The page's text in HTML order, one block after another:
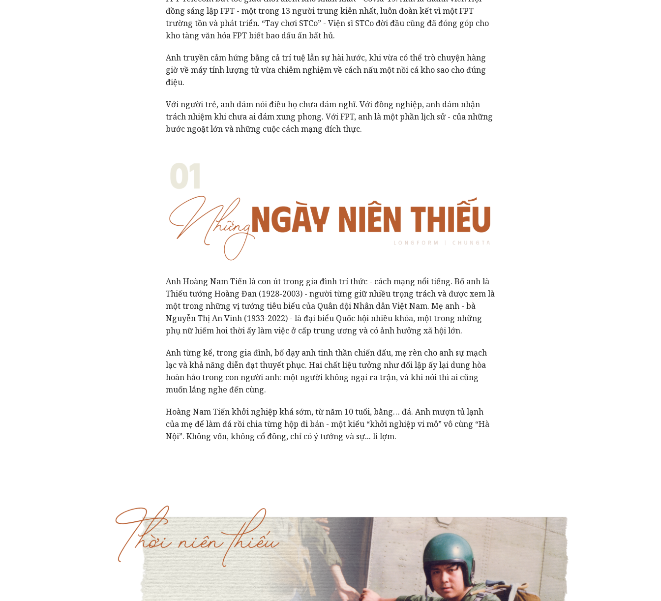
đồng sáng lập FPT - một trong 13 người trung kiên nhất, luôn đoàn kết vì một FPT
trường tồn và phát triển. “Tay chơi STCo” - Viện sĩ STCo đời đầu cũng đã đóng góp cho
kho tàng văn hóa FPT biết bao dấu ấn bất hủ.
Anh truyền cảm hứng bằng cả trí tuệ lẫn sự hài hước, khi vừa có thể trò chuyện hàng
giờ về máy tính lượng tử vừa chiêm nghiệm về cách nấu một nồi cá kho sao cho đúng
điệu.
Với người trẻ, anh dám nói điều họ chưa dám nghĩ. Với đồng nghiệp, anh dám nhận
trách nhiệm khi chưa ai dám xung phong. Với FPT, anh là một phần lịch sử - của những
bước ngoặt lớn và những cuộc cách mạng đích thực.
Anh Hoàng Nam Tiến là con út trong gia đình trí thức - cách mạng nổi tiếng. Bố anh là
Thiếu tướng Hoàng Đan (1928-2003) - người từng giữ nhiều trọng trách và được xem là
một trong những vị tướng tiêu biểu của Quân đội Nhân dân Việt Nam. Mẹ anh - bà
Nguyễn Thị An Vinh (1933-2022) - là đại biểu Quốc hội nhiều khóa, một trong những
phụ nữ hiếm hoi thời ấy làm việc ở cấp trung ương và có ảnh hưởng xã hội lớn.
Anh từng kể, trong gia đình, bố dạy anh tinh thần chiến đấu, mẹ rèn cho anh sự mạch
lạc và khả năng diễn đạt thuyết phục. Hai chất liệu tưởng như đối lập ấy lại dung hòa
hoàn hảo trong con người anh: một người không ngại ra trận, và khi nói thì ai cũng
muốn lắng nghe đến cùng.
Hoàng Nam Tiến khởi nghiệp khá sớm, từ năm 10 tuổi, bằng… đá. Anh mượn tủ lạnh
của mẹ để làm đá rồi chia từng hộp đi bán - một kiểu “khởi nghiệp vi mô” vô cùng “Hà
Nội”. Không vốn, không cổ đông, chỉ có ý tưởng và sự... lì lợm.